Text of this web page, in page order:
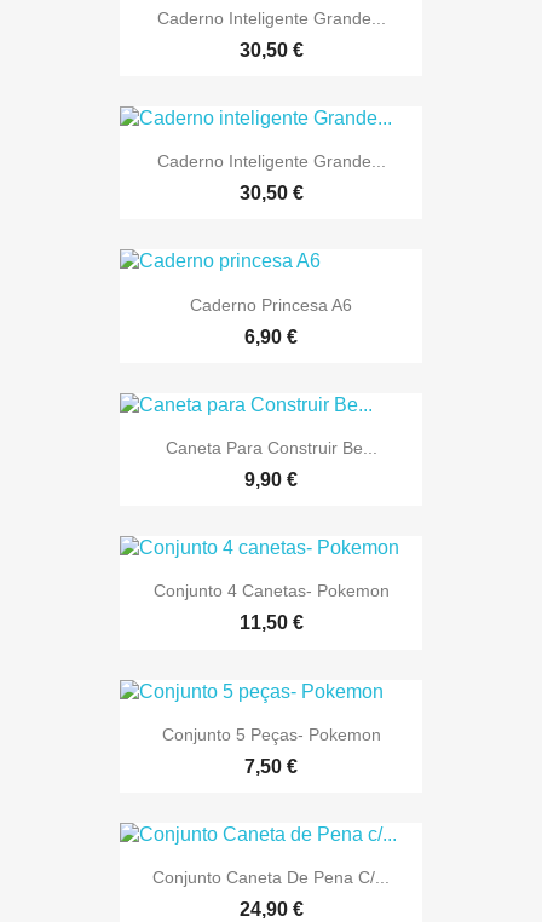
Caderno Inteligente Grande...
30,50 €
Caderno Inteligente Grande...
30,50 €
Caderno Princesa A6
6,90 €
Caneta Para Construir Be...
9,90 €
Conjunto 4 Canetas- Pokemon
11,50 €
Conjunto 5 Peças- Pokemon
7,50 €
Conjunto Caneta De Pena C/...
24,90 €